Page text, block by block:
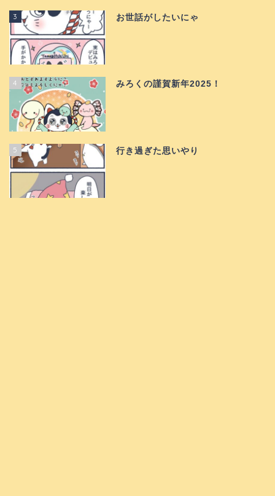
3 お世話がしたいにゃ
4 みろくの謹賀新年2025！
5 行き過ぎた思いやり